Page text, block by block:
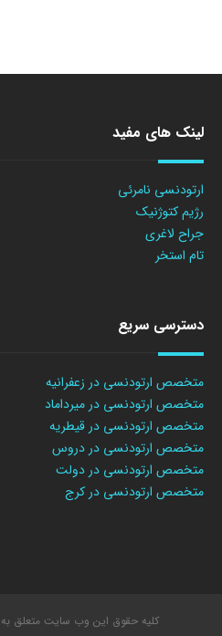
لینک های مفید
ارتودنسی نامرئی
رژیم کتوژنیک
جراح لاغری
تام استخر
دسترسی سریع
متخصص ارتودنسی در زعفرانیه
متخصص ارتودنسی در میرداماد
متخصص ارتودنسی در قیطریه
متخصص ارتودنسی در دروس
متخصص ارتودنسی در دولت
متخصص ارتودنسی در کرج
کلیه حقوق این وب سایت متعلق